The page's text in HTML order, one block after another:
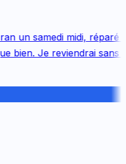
un samedi midi, réparé
bien. Je reviendrai sans